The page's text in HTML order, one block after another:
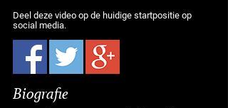
Deel deze video op de huidige startpositie op
social media.
Biografie